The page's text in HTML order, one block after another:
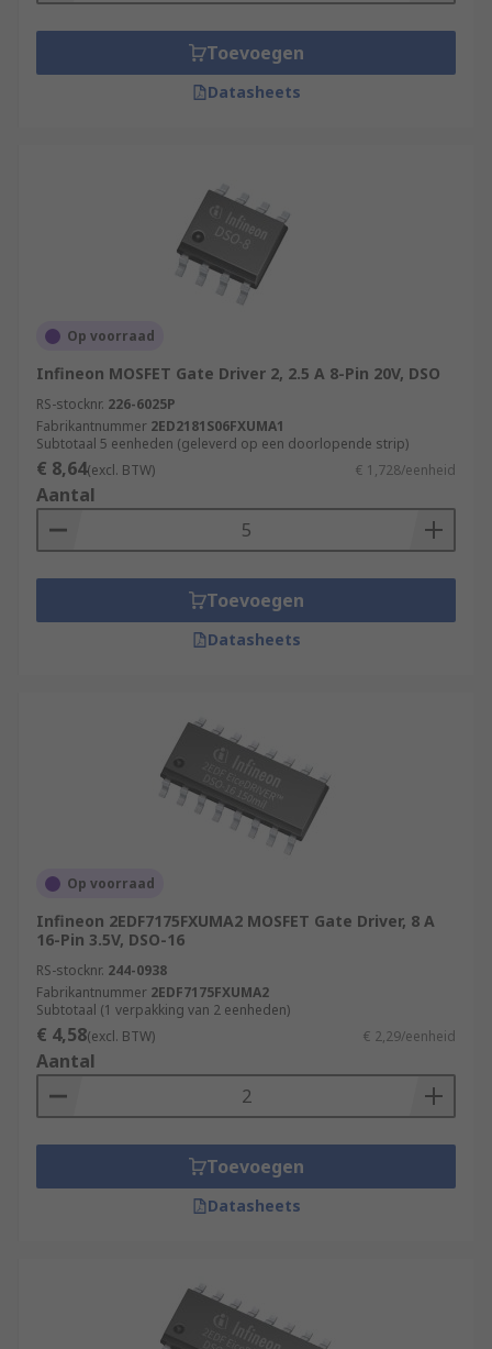
Toevoegen
Datasheets
Op voorraad
Infineon MOSFET Gate Driver 2, 2.5 A 8-Pin 20V, DSO
RS-stocknr. 226-6025P
Fabrikantnummer 2ED2181S06FXUMA1
Subtotaal 5 eenheden (geleverd op een doorlopende strip)
€ 8,64(excl. BTW) € 1,728/eenheid
Aantal
Toevoegen
Datasheets
Op voorraad
Infineon 2EDF7175FXUMA2 MOSFET Gate Driver, 8 A
16-Pin 3.5V, DSO-16
RS-stocknr. 244-0938
Fabrikantnummer 2EDF7175FXUMA2
Subtotaal (1 verpakking van 2 eenheden)
€ 4,58(excl. BTW) € 2,29/eenheid
Aantal
Toevoegen
Datasheets